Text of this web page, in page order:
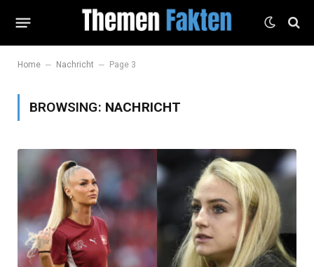
Home – Nachricht – Page 3
BROWSING: NACHRICHT